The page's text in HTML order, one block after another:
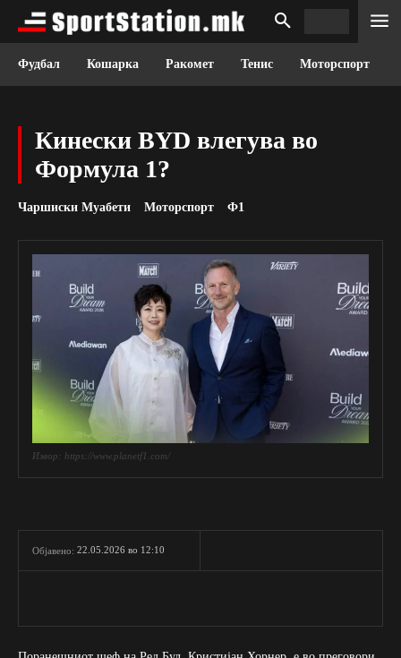
Фудбал Кошарка Ракомет Тенис Моторспорт
Кинески BYD влегува во
Формула 1?
Чаршиски Муабети Моторспорт Ф1
Извор: https://www.planetf1.com/
Објавено: 22.05.2026 во 12:10